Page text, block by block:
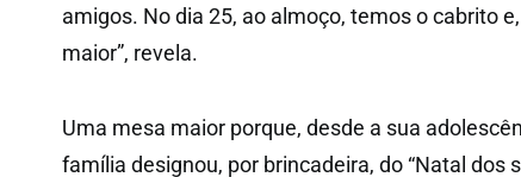
amigos. No dia 25, ao almoço, temos o cabrito
maior”, revela.
Uma mesa maior porque, desde a sua
família designou, por brincadeira, do “Natal dos